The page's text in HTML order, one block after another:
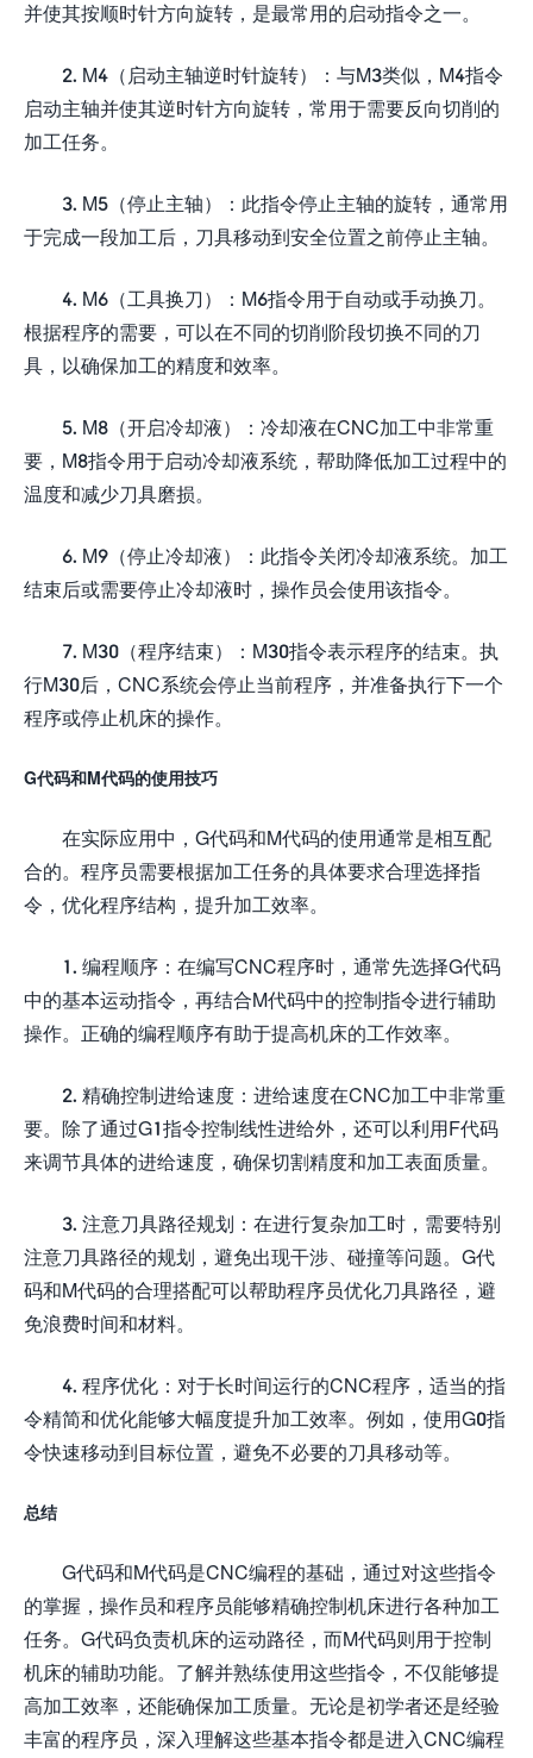
并使其按顺时针方向旋转，是最常用的启动指令之一。
2. M4（启动主轴逆时针旋转）：与M3类似，M4指令
启动主轴并使其逆时针方向旋转，常用于需要反向切削的
加工任务。
3. M5（停止主轴）：此指令停止主轴的旋转，通常用
于完成一段加工后，刀具移动到安全位置之前停止主轴。
4. M6（工具换刀）：M6指令用于自动或手动换刀。
根据程序的需要，可以在不同的切削阶段切换不同的刀
具，以确保加工的精度和效率。
5. M8（开启冷却液）：冷却液在CNC加工中非常重
要，M8指令用于启动冷却液系统，帮助降低加工过程中的
温度和减少刀具磨损。
6. M9（停止冷却液）：此指令关闭冷却液系统。加工
结束后或需要停止冷却液时，操作员会使用该指令。
7. M30（程序结束）：M30指令表示程序的结束。执
行M30后，CNC系统会停止当前程序，并准备执行下一个
程序或停止机床的操作。
G代码和M代码的使用技巧
在实际应用中，G代码和M代码的使用通常是相互配
合的。程序员需要根据加工任务的具体要求合理选择指
令，优化程序结构，提升加工效率。
1. 编程顺序：在编写CNC程序时，通常先选择G代码
中的基本运动指令，再结合M代码中的控制指令进行辅助
操作。正确的编程顺序有助于提高机床的工作效率。
2. 精确控制进给速度：进给速度在CNC加工中非常重
要。除了通过G1指令控制线性进给外，还可以利用F代码
来调节具体的进给速度，确保切割精度和加工表面质量。
3. 注意刀具路径规划：在进行复杂加工时，需要特别
注意刀具路径的规划，避免出现干涉、碰撞等问题。G代
码和M代码的合理搭配可以帮助程序员优化刀具路径，避
免浪费时间和材料。
4. 程序优化：对于长时间运行的CNC程序，适当的指
令精简和优化能够大幅度提升加工效率。例如，使用G0指
令快速移动到目标位置，避免不必要的刀具移动等。
总结
G代码和M代码是CNC编程的基础，通过对这些指令
的掌握，操作员和程序员能够精确控制机床进行各种加工
任务。G代码负责机床的运动路径，而M代码则用于控制
机床的辅助功能。了解并熟练使用这些指令，不仅能够提
高加工效率，还能确保加工质量。无论是初学者还是经验
丰富的程序员，深入理解这些基本指令都是进入CNC编程